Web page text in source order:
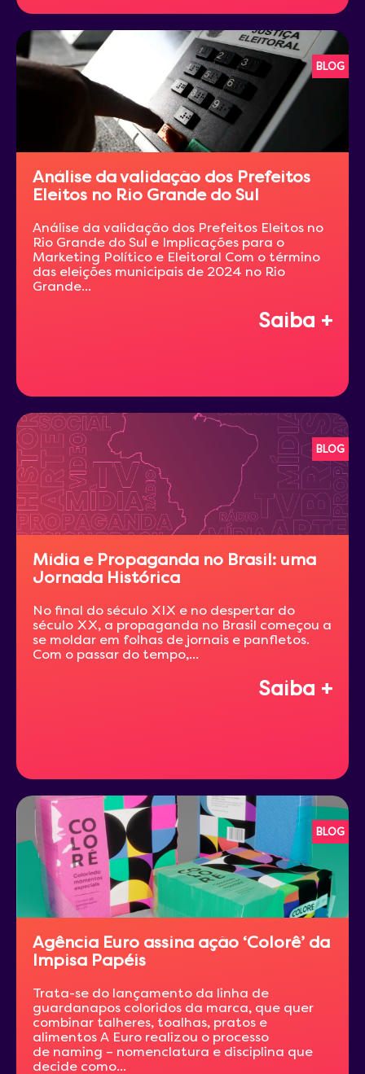
BLOG
Análise da validação dos Prefeitos
Eleitos no Rio Grande do Sul
Análise da validação dos Prefeitos Eleitos no
Rio Grande do Sul e Implicações para o
Marketing Político e Eleitoral Com o término
das eleições municipais de 2024 no Rio
Grande...
Saiba +
BLOG
Mídia e Propaganda no Brasil: uma
Jornada Histórica
No final do século XIX e no despertar do
século XX, a propaganda no Brasil começou a
se moldar em folhas de jornais e panfletos.
Com o passar do tempo,...
Saiba +
BLOG
Agência Euro assina ação ‘Colorê’ da
Impisa Papéis
Trata-se do lançamento da linha de
guardanapos coloridos da marca, que quer
combinar talheres, toalhas, pratos e
alimentos A Euro realizou o processo
de naming – nomenclatura e disciplina que
decide como...